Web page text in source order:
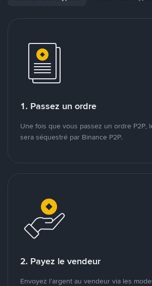
1. Passez un ordre
Une fois que vous passez un ordre P2P,
sera séquestré par Binance P2P.
2. Payez le vendeur
Envoyez l’argent au vendeur via les